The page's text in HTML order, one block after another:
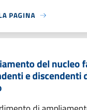
PAGINA
del nucleo
e discendenti